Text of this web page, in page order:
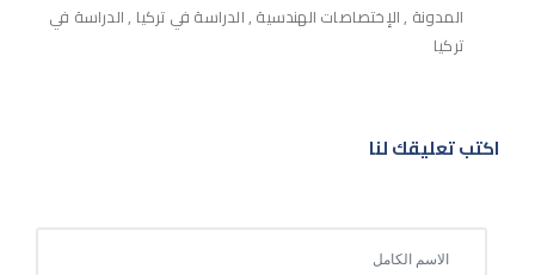
المدونة ,الإختصاصات الهندسية ,الدراسة في تركيا ,الدراسة في
تركيا
اكتب تعليقك لنا